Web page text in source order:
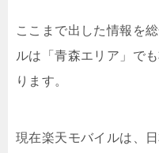
ここまで出した情報を
ルは「青森エリア」で
ります。
現在楽天モバイルは、